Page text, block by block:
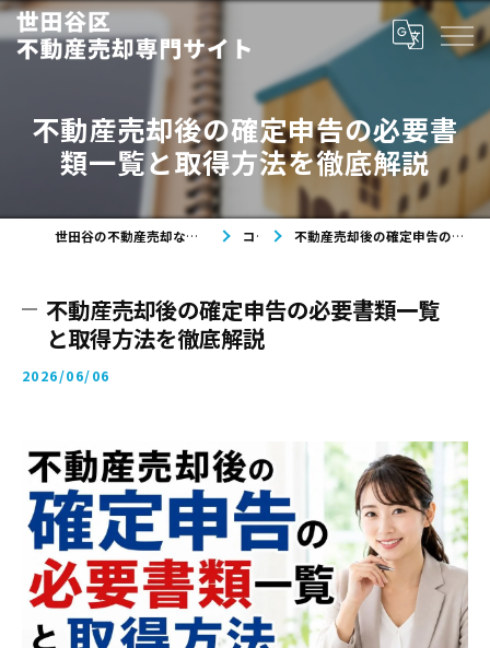
不動産売却後の確定申告の必要書
類一覧と取得方法を徹底解説
世田谷の不動産売却なら世田谷区不動産売却専門サイト コラム 不動産売却後の確定申告の必要書類一覧と取得方法を徹底解説
不動産売却後の確定申告の必要書類一覧
と取得方法を徹底解説
2026/06/06